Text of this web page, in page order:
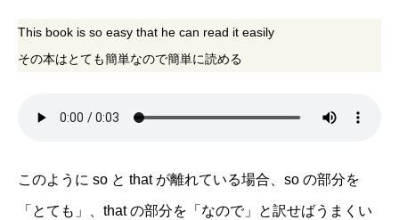
This book is so easy that he can read it easily
その本はとても簡単なので簡単に読める
このように so と that が離れている場合、so の部分を
「とても」、that の部分を「なので」と訳せばうまくい